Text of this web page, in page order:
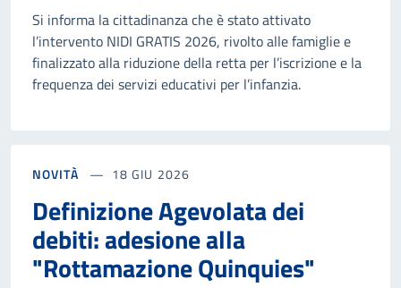
Si informa la cittadinanza che è stato attivato
l’intervento NIDI GRATIS 2026, rivolto alle famiglie e
finalizzato alla riduzione della retta per l’iscrizione e la
frequenza dei servizi educativi per l’infanzia.
NOVITÀ 18 GIU 2026
Definizione Agevolata dei
debiti: adesione alla
"Rottamazione Quinquies"